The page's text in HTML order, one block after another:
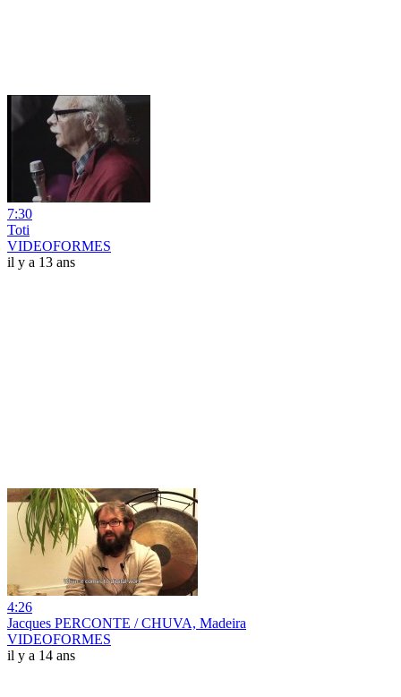
7:30
Toti
VIDEOFORMES
il y a 13 ans
4:26
Jacques PERCONTE / CHUVA, Madeira
VIDEOFORMES
il y a 14 ans